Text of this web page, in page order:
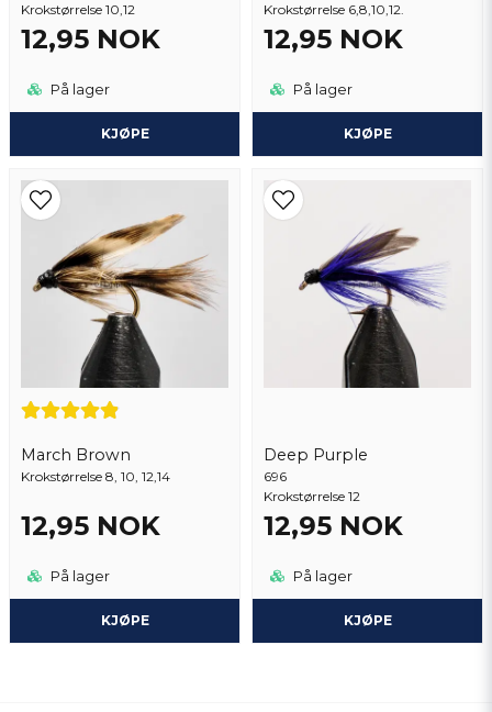
Krokstørrelse 10,12
12,95 NOK
På lager
KJØPE
Krokstørrelse 6,8,10,12.
12,95 NOK
På lager
KJØPE
March Brown
Krokstørrelse 8, 10, 12,14
12,95 NOK
På lager
KJØPE
Deep Purple
696
Krokstørrelse 12
12,95 NOK
På lager
KJØPE
Send spørsmål